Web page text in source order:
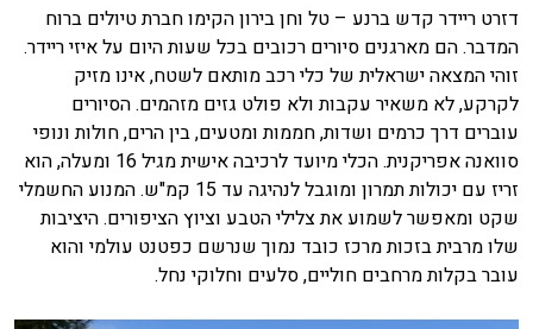
דזרט ריידר קדש ברנע – טל וחן בירון הקימו חברת טיולים ברוח
המדבר. הם מארגנים סיורים רכובים בכל שעות היום על איזי ריידר.
זוהי המצאה ישראלית של כלי רכב מותאם לשטח, אינו מזיק
לקרקע, לא משאיר עקבות ולא פולט גזים מזהמים. הסיורים
עוברים דרך כרמים ושדות, חממות ומטעים, בין הרים, חולות ונופי
סוואנה אפריקנית. הכלי מיועד לרכיבה אישית מגיל 16 ומעלה, הוא
זריז עם יכולות תמרון ומוגבל לנהיגה עד 15 קמ"ש. המנוע החשמלי
שקט ומאפשר לשמוע את צלילי הטבע וציוץ הציפורים. היציבות
שלו מרבית בזכות מרכז כובד נמוך שנרשם כפטנט עולמי והוא
עובר בקלות מרחבים חוליים, סלעים וחלוקי נחל.